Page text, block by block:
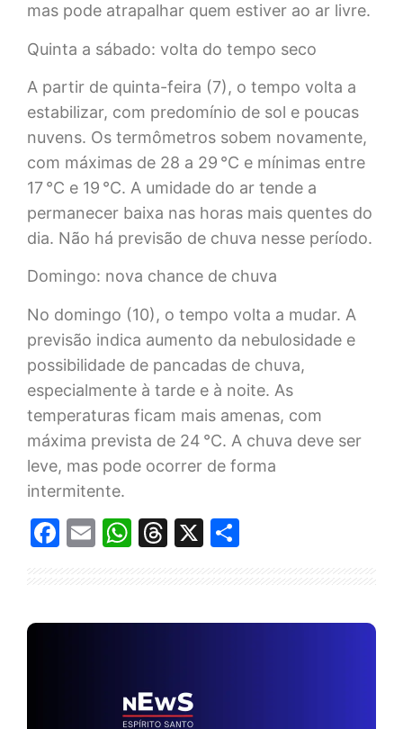
mas pode atrapalhar quem estiver ao ar livre.
Quinta a sábado: volta do tempo seco
A partir de quinta-feira (7), o tempo volta a
estabilizar, com predomínio de sol e poucas
nuvens. Os termômetros sobem novamente,
com máximas de 28 a 29 °C e mínimas entre
17 °C e 19 °C. A umidade do ar tende a
permanecer baixa nas horas mais quentes do
dia. Não há previsão de chuva nesse período.
Domingo: nova chance de chuva
No domingo (10), o tempo volta a mudar. A
previsão indica aumento da nebulosidade e
possibilidade de pancadas de chuva,
especialmente à tarde e à noite. As
temperaturas ficam mais amenas, com
máxima prevista de 24 °C. A chuva deve ser
leve, mas pode ocorrer de forma
intermitente.
Facebook
EmailWhatsApp
Threads
X